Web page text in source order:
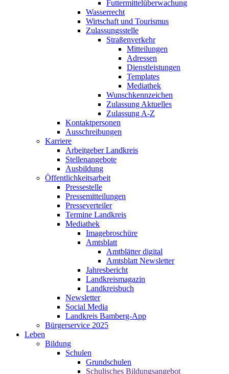
Futtermittelüberwachung
Wasserrecht
Wirtschaft und Tourismus
Zulassungsstelle
Straßenverkehr
Mitteilungen
Adressen
Dienstleistungen
Templates
Mediathek
Wunschkennzeichen
Zulassung Aktuelles
Zulassung A-Z
Kontaktpersonen
Ausschreibungen
Karriere
Arbeitgeber Landkreis
Stellenangebote
Ausbildung
Öffentlichkeitsarbeit
Pressestelle
Pressemitteilungen
Presseverteiler
Termine Landkreis
Mediathek
Imagebroschüre
Amtsblatt
Amtblätter digital
Amtsblatt Newsletter
Jahresbericht
Landkreismagazin
Landkreisbuch
Newsletter
Social Media
Landkreis Bamberg-App
Bürgerservice 2025
Leben
Bildung
Schulen
Grundschulen
Schulisches Bildungsangebot